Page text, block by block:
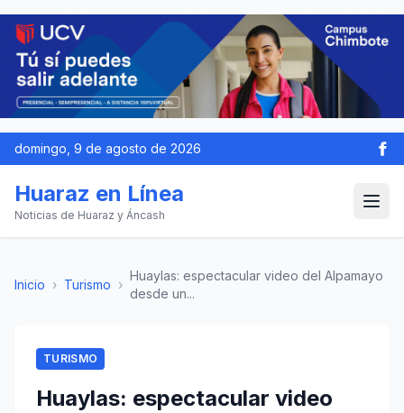
domingo, 9 de agosto de 2026
Huaraz en Línea
Noticias de Huaraz y Áncash
Inicio › Turismo ›
Huaylas: espectacular video del Alpamayo
desde un...
TURISMO
Huaylas: espectacular video